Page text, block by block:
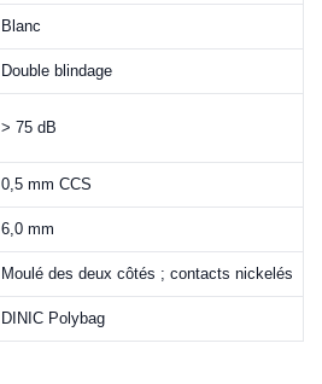
Blanc
Double blindage
> 75 dB
0,5 mm CCS
6,0 mm
Moulé des deux côtés ; contacts nickelés
DINIC Polybag